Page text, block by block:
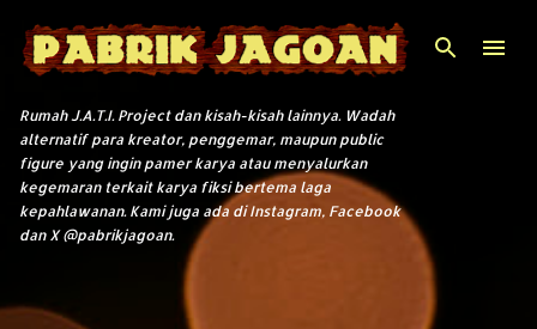
Langsung ke konten utama
Rumah J.A.T.I. Project dan kisah-kisah lainnya. Wadah
alternatif para kreator, penggemar, maupun public
figure yang ingin pamer karya atau menyalurkan
kegemaran terkait karya fiksi bertema laga
kepahlawanan. Kami juga ada di Instagram, Facebook
dan X @pabrikjagoan.